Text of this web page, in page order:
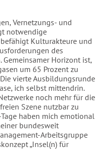
Vernetzungs- und
notwendige
befähigt Kulturakteure und
des
Horizont ist,
um 65 Prozent zu
vierte Ausbildungsrunde
ich selbst mittendrin.
noch mehr für die
Szene nutzbar zu
haben mich emotional
bundesweit
Arbeitsgruppe
„Insel(n) für